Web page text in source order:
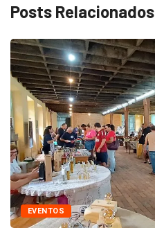
Posts Relacionados
EVENTOS